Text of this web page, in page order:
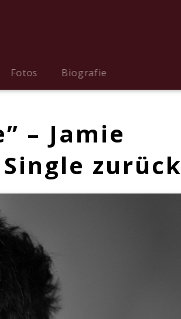
Fotos Biografie
– Jamie
zurück